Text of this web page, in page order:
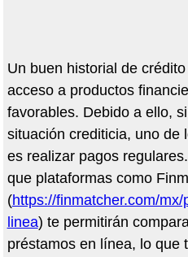
Un buen historial de cré
acceso a productos
favorables. Debido a ello,
situación crediticia, uno de
es realizar pagos
que plataformas como
(https://finmatcher.com/
linea) te permitirán
préstamos en l ínea, lo que